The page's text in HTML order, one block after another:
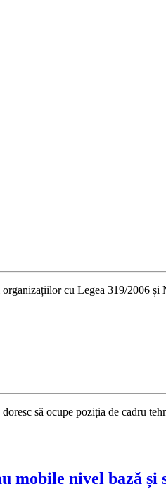
cu Legea 319/2006
să ocupe poziția de cadru
mobile nivel bază și